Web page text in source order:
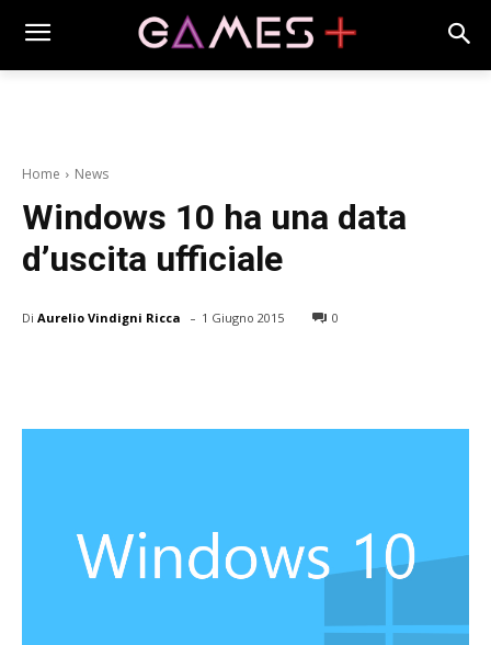
Home News
Windows 10 ha una data
d’uscita ufficiale
Di Aurelio Vindigni Ricca - 1 Giugno 2015 0